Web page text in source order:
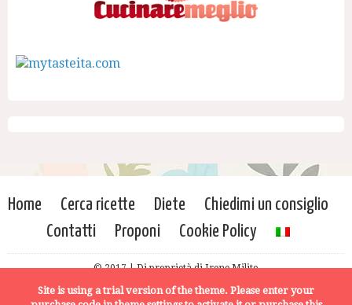
Home Cerca ricette Diete
Chiedimi un consiglio
Contatti
Proponi Cookie Policy
© 2017 | Di proprietà di Irene Milito
Site is using a trial version of the theme. Please enter your